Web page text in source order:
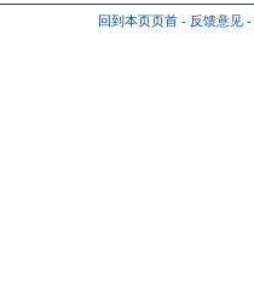
回到本页页首 - 反馈意见 -